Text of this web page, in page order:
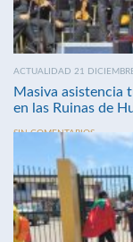
ACTUALIDAD 21
Masiva asistencia
en las Ruinas de
SIN COMENTARIOS